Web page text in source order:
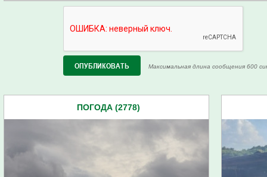
Максимальная длина сообщения 600
ПОГОДА (2778)